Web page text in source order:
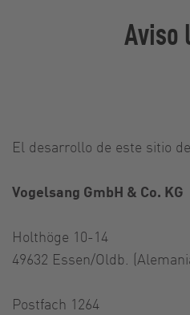
Aviso
El desarrollo de este sitio
Vogelsang GmbH & Co. KG
Holthöge 10-14
49632 Essen/Oldb.
Postfach 1264